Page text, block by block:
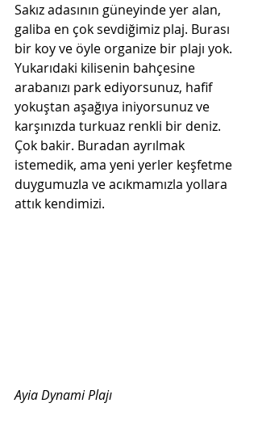
Sakız adasının güneyinde yer alan,
galiba en çok sevdiğimiz plaj. Burası
bir koy ve öyle organize bir plajı yok.
Yukarıdaki kilisenin bahçesine
arabanızı park ediyorsunuz, hafif
yokuştan aşağıya iniyorsunuz ve
karşınızda turkuaz renkli bir deniz.
Çok bakir. Buradan ayrılmak
istemedik, ama yeni yerler keşfetme
duygumuzla ve acıkmamızla yollara
attık kendimizi.
Ayia Dynami Plajı